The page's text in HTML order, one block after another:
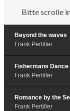
Bitte scrolle
Beyond the waves
Frank Pertiller
Fishermans Dance
Frank Pertiller
Romance by the
Frank Pertiller